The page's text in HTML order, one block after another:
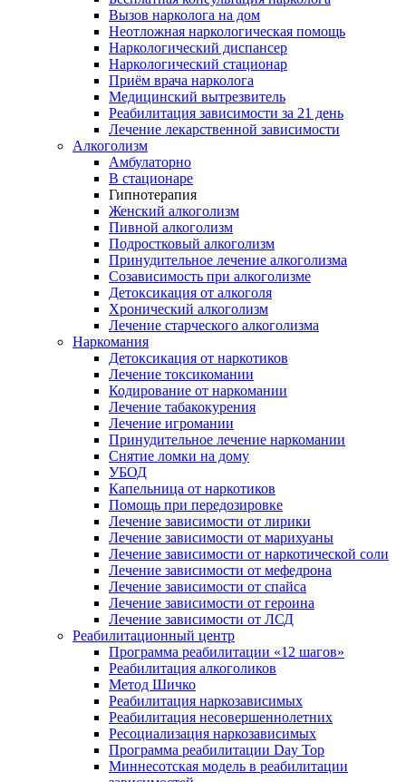
Вызов нарколога на дом
Неотложная наркологическая помощь
Наркологический диспансер
Наркологический стационар
Приём врача нарколога
Медицинский вытрезвитель
Реабилитация зависимости за 21 день
Лечение лекарственной зависимости
Алкоголизм
Амбулаторно
В стационаре
Гипнотерапия
Женский алкоголизм
Пивной алкоголизм
Подростковый алкоголизм
Принудительное лечение алкоголизма
Созависимость при алкоголизме
Детоксикация от алкоголя
Хронический алкоголизм
Лечение старческого алкоголизма
Наркомания
Детоксикация от наркотиков
Лечение токсикомании
Кодирование от наркомании
Лечение табакокурения
Лечение игромании
Принудительное лечение наркомании
Снятие ломки на дому
УБОД
Капельница от наркотиков
Помощь при передозировке
Лечение зависимости от лирики
Лечение зависимости от марихуаны
Лечение зависимости от наркотической соли
Лечение зависимости от мефедрона
Лечение зависимости от спайса
Лечение зависимости от героина
Лечение зависимости от ЛСД
Реабилитационный центр
Программа реабилитации «12 шагов»
Реабилитация алкоголиков
Метод Шичко
Реабилитация наркозависимых
Реабилитация несовершеннолетних
Ресоциализация наркозависимых
Программа реабилитации Day Top
Миннесотская модель в реабилитации